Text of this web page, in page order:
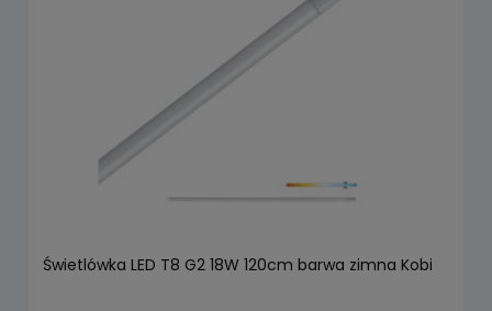
Świetlówka LED T8 G2 18W 120cm barwa zimna Kobi